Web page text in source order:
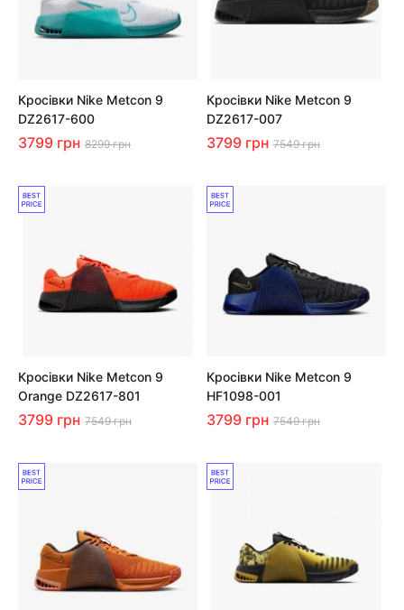
Кросівки Nike Metcon 9
DZ2617-600
3799 грн 8299 грн
Кросівки Nike Metcon 9
DZ2617-007
3799 грн 7549 грн
Кросівки Nike Metcon 9
Orange DZ2617-801
3799 грн 7549 грн
Кросівки Nike Metcon 9
HF1098-001
3799 грн 7549 грн